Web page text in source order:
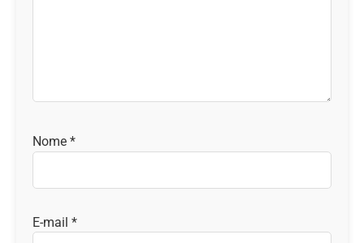
Nome *
E-mail *